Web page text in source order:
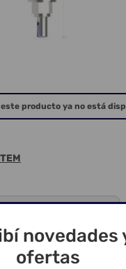
producto ya no está
novedades
ofertas